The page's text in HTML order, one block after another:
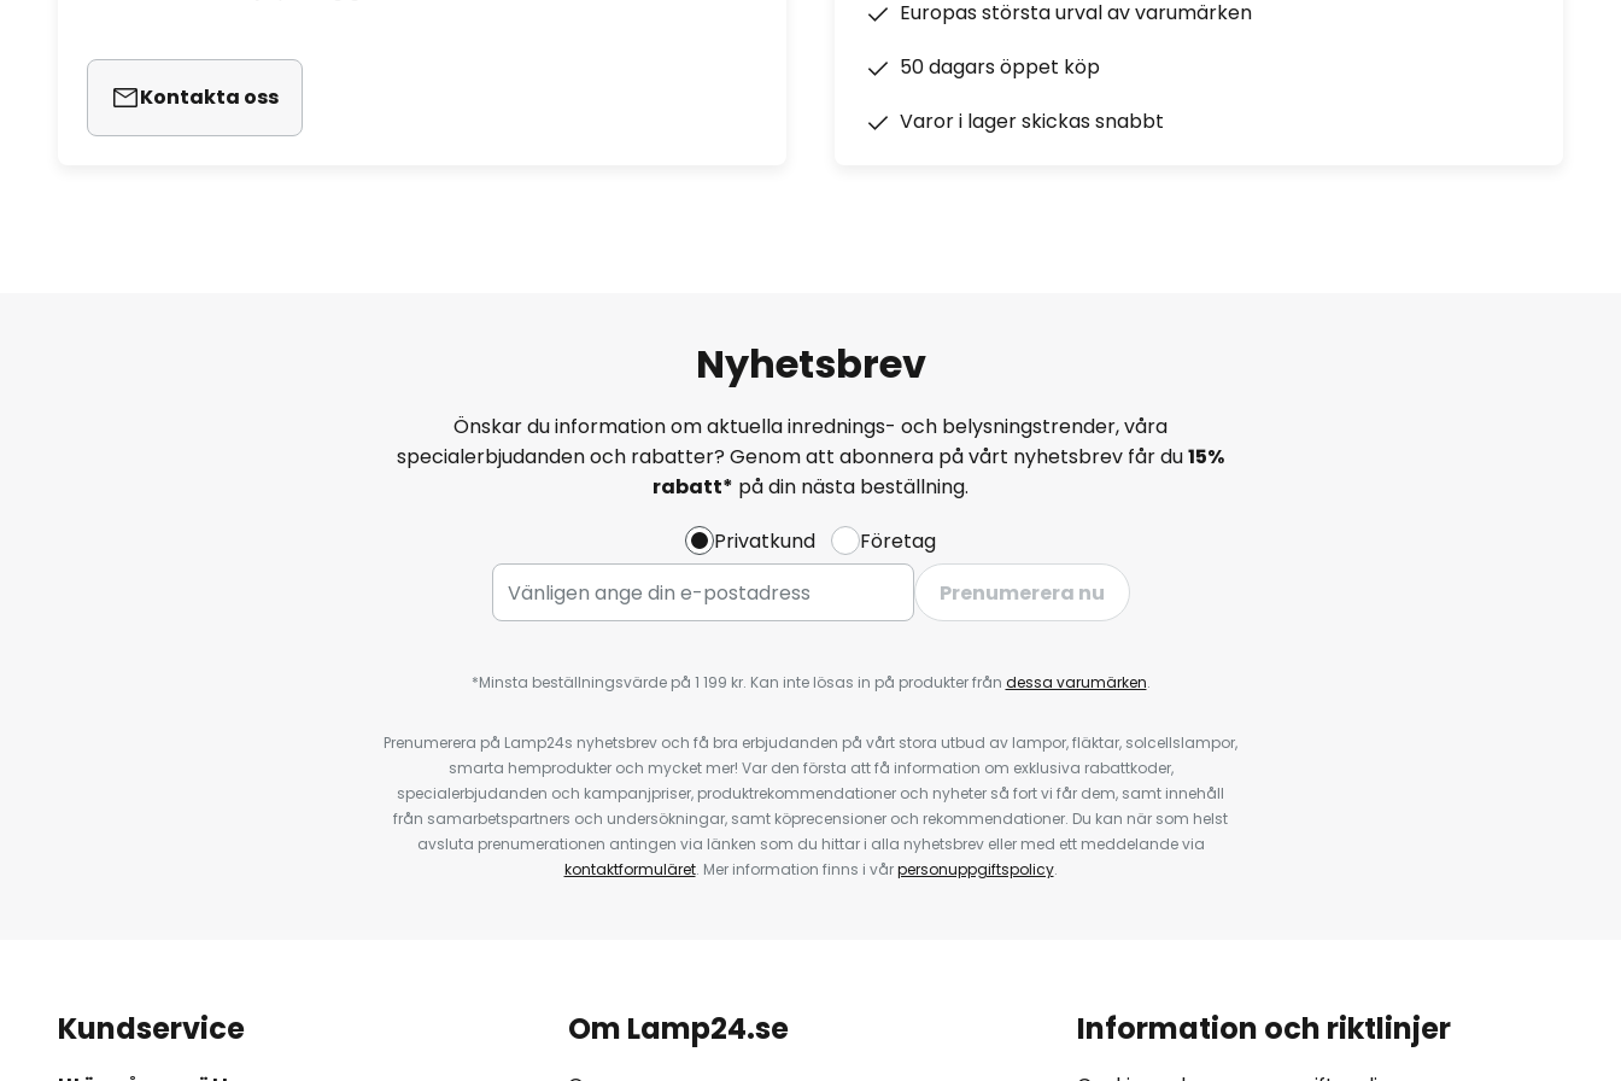
Kontakta oss
Europas största urval av varumärken
50 dagars öppet köp
Varor i lager skickas snabbt
Nyhetsbrev
Önskar du information om aktuella inrednings- och belysningstrender, våra
specialerbjudanden och rabatter? Genom att abonnera på vårt nyhetsbrev får du15%
rabatt* på din nästa beställning.
Privatkund
Företag
Prenumerera nu
*Minsta beställningsvärde på 1 199 kr. Kan inte lösas in på produkter från dessa varumärken.
Prenumerera på Lamp24s nyhetsbrev och få bra erbjudanden på vårt stora utbud av lampor, fläktar, solcellslampor,
smarta hemprodukter och mycket mer! Var den första att få information om exklusiva rabattkoder,
specialerbjudanden och kampanjpriser, produktrekommendationer och nyheter så fort vi får dem, samt innehåll
från samarbetspartners och undersökningar, samt köprecensioner och rekommendationer. Du kan när som helst
avsluta prenumerationen antingen via länken som du hittar i alla nyhetsbrev eller med ett meddelande via
kontaktformuläret. Mer information finns i vårpersonuppgiftspolicy.
Kundservice Om Lamp24.se Information och riktlinjer